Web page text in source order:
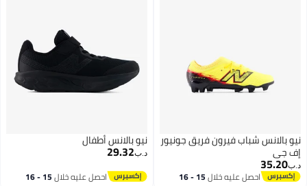
نيو بالانس شباب فيرون فريق جونيور
إف جي
د.ب‏35.20
احصل عليه خلال 15 - 16
نيو بالانس أطفال
د.ب‏29.32
احصل عليه خلال 15 - 16